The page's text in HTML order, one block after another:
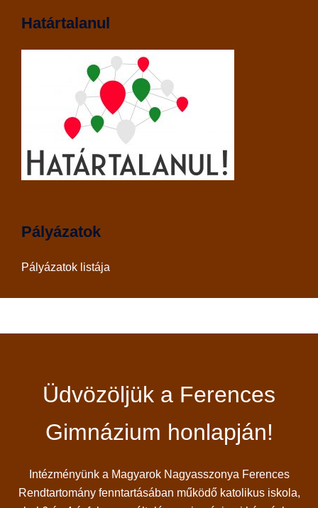
Határtalanul
Pályázatok
Pályázatok listája
Üdvözöljük a Ferences
Gimnázium honlapján!
Intézményünk a Magyarok Nagyasszonya Ferences
Rendtartomány fenntartásában működő katolikus iskola,